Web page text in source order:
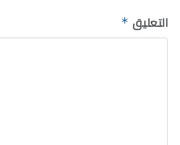
التعليق *